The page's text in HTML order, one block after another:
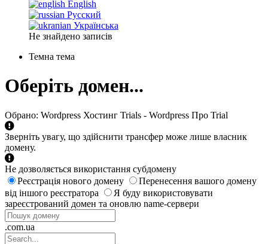
English
Русский
Українська
Не знайдено записів
Темна тема
Оберіть домен...
Обрано: Wordpress Хостинг Trials - Wordpress Про Trial
Зверніть увагу, що здійснити трансфер може лише власник
домену.
Не дозволяється використання субдомену
Реєстрація нового домену
Перенесення вашого домену
від іншого реєстратора
Я буду використовувати
зареєстрований домен та оновлю name-сервери
.com.ua